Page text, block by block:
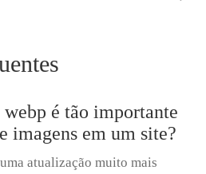
é tão importante
imagens em um site?
atualização muito mais